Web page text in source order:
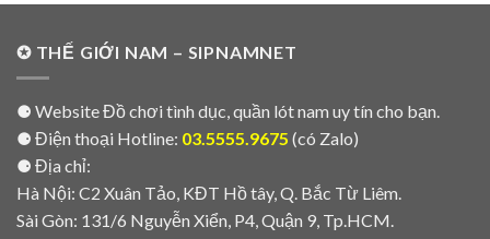
✪ THẾ GIỚI NAM – SIPNAMNET
⚈ Website Đồ chơi tình dục, quần lót nam uy tín cho bạn.
⚈ Điện thoại Hotline: 03.5555.9675 (có Zalo)
⚈ Địa chỉ:
Hà Nội: C2 Xuân Tảo, KĐT Hồ tây, Q. Bắc Từ Liêm.
Sài Gòn: 131/6 Nguyễn Xiển, P4, Quận 9, Tp.HCM.